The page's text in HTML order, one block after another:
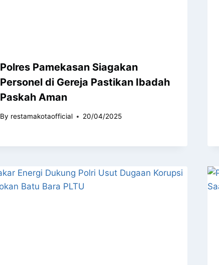
Polres Pamekasan Siagakan
Personel di Gereja Pastikan Ibadah
Paskah Aman
By restamakotaofficial 20/04/2025